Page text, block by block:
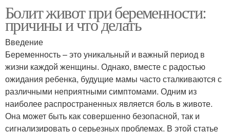
Болит живот при беременности:
причины и что делать
Введение
Беременность – это уникальный и важный период в
жизни каждой женщины. Однако, вместе с радостью
ожидания ребенка, будущие мамы часто сталкиваются с
различными неприятными симптомами. Одним из
наиболее распространенных является боль в животе.
Она может быть как совершенно безопасной, так и
сигнализировать о серьезных проблемах. В этой статье